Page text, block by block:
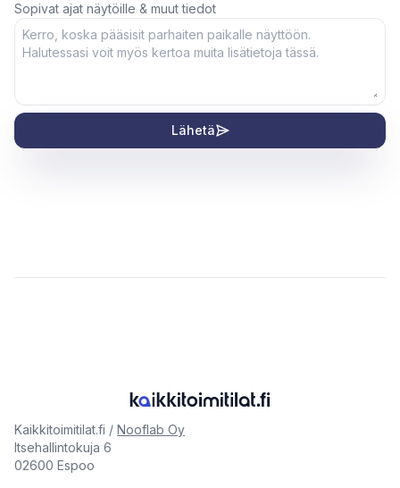
Sopivat ajat näytöille & muut tiedot
Lähetä
Kaikkitoimitilat.fi / Nooflab Oy
Itsehallintokuja 6
02600 Espoo